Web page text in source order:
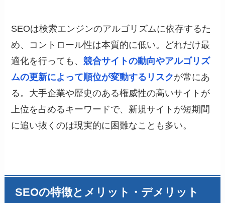
SEOは検索エンジンのアルゴリズムに依存するた
め、コントロール性は本質的に低い。どれだけ最
適化を行っても、競合サイトの動向やアルゴリズ
ムの更新によって順位が変動するリスクが常にあ
る。大手企業や歴史のある権威性の高いサイトが
上位を占めるキーワードで、新規サイトが短期間
に追い抜くのは現実的に困難なことも多い。
SEOの特徴とメリット・デメリット